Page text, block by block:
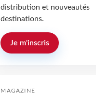
distribution et nouveautés
destinations.
Je m'inscris
MAGAZINE